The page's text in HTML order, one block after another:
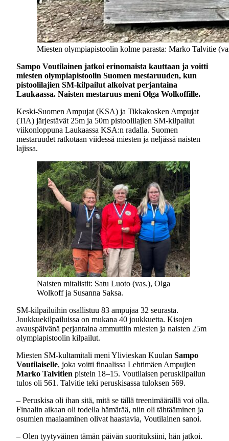
Miesten olympiapistoolin kolme parasta: Marko Talvitie
Sampo Voutilainen jatkoi erinomaista kauttaan ja voitti
miesten olympiapistoolin Suomen mestaruuden, kun
pistoolilajien SM-kilpailut alkoivat perjantaina
Laukaassa. Naisten mestaruus meni Olga Wolkoffille.
Keski-Suomen Ampujat (KSA) ja Tikkakosken Ampujat
(TiA) järjestävät 25m ja 50m pistoolilajien SM-kilpailut
viikonloppuna Laukaassa KSA:n radalla. Suomen
mestaruudet ratkotaan viidessä miesten ja neljässä naisten
lajissa.
Naisten mitalistit: Satu Luoto (vas.), Olga
Wolkoff ja Susanna Saksa.
SM-kilpailuihin osallistuu 83 ampujaa 32 seurasta.
Joukkuekilpailuissa on mukana 40 joukkuetta. Kisojen
avauspäivänä perjantaina ammuttiin miesten ja naisten 25m
olympiapistoolin kilpailut.
Miesten SM-kultamitali meni Ylivieskan Kuulan Sampo
Voutilaiselle, joka voitti finaalissa Lehtimäen Ampujien
Marko Talvitien pistein 18–15. Voutilaisen peruskilpailun
tulos oli 561. Talvitie teki peruskisassa tuloksen 569.
– Peruskisa oli ihan sitä, mitä se tällä treenimäärällä voi olla.
Finaalin aikaan oli todella hämärää, niin oli tähtääminen ja
osumien maalaaminen olivat haastavia, Voutilainen sanoi.
– Olen tyytyväinen tämän päivän suorituksiini, hän jatkoi.